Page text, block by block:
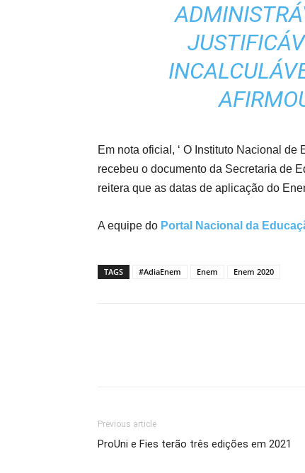
Em nota oficial, ‘ O Instituto Nacional
recebeu o documento da Secretaria de
reitera que as datas de aplicação do
A equipe do Portal Nacional da
TAGS #AdiaEnem Enem Enem 2020
Previous article
ProUni e Fies terão três edições em 2021